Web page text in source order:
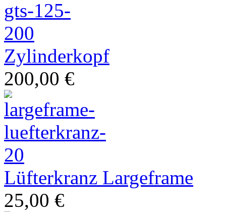
klassische Vespa
Zylinderkopf
200,00 €
Lüfterkranz Largeframe
25,00 €